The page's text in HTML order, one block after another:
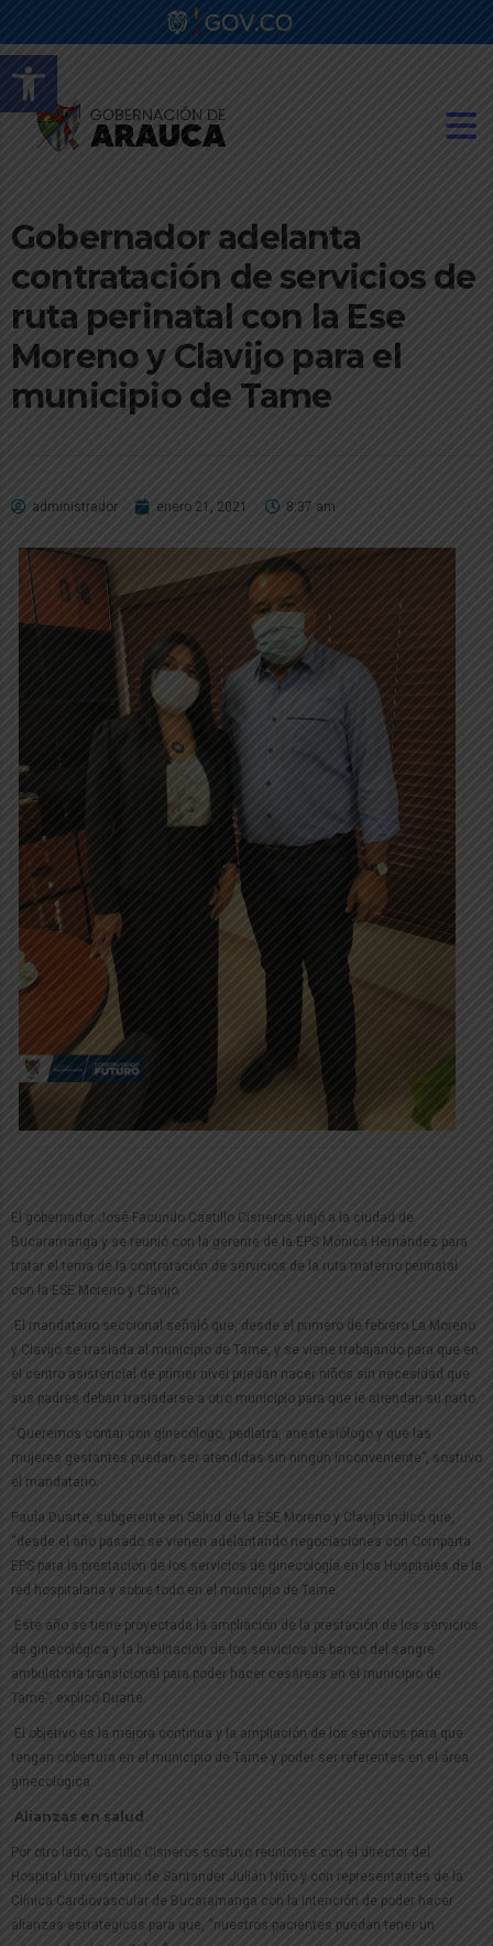
Abrir barra de herramientas
Gobernador adelanta
contratación de servicios de
ruta perinatal con la Ese
Moreno y Clavijo para el
municipio de Tame
administrador enero 21, 2021 8:37 am
El gobernador José Facundo Castillo Cisneros viajó a la ciudad de
Bucaramanga y se reunió con la gerente de la EPS Mónica Hernández para
tratar el tema de la contratación de servicios de la ruta materno perinatal
con la ESE Moreno y Clavijo.
El mandatario seccional señaló que, desde el primero de febrero La Moreno
y Clavijo se traslada al municipio de Tame, y se viene trabajando para que en
el centro asistencial de primer nivel puedan nacer niños sin necesidad que
sus padres deban trasladarse a otro municipio para que le atiendan su parto.
“Queremos contar con ginecólogo, pediatra, anestesiólogo y que las
mujeres gestantes puedan ser atendidas sin ningún inconveniente”, sostuvo
el mandatario.
Paula Duarte, subgerente en Salud de la ESE Moreno y Clavijo indicó que,
“desde el año pasado se vienen adelantando negociaciones con Comparta
EPS para la prestación de los servicios de ginecología en los Hospitales de la
red hospitalaria y sobre todo en el municipio de Tame.
Este año se tiene proyectada la ampliación de la prestación de los servicios
de ginecológica y la habilitación de los servicios de banco del sangre
ambulatoria transicional para poder hacer cesáreas en el municipio de
Tame”, explicó Duarte.
El objetivo es la mejora continua y la ampliación de los servicios para que
tengan cobertura en el municipio de Tame y poder ser referentes en el área
ginecológica.
Alianzas en salud
Por otro lado, Castillo Cisneros sostuvo reuniones con el director del
Hospital Universitario de Santander Julián Niño y con representantes de la
Clínica Cardiovascular de Bucaramanga con la intención de poder hacer
alianzas estratégicas para que, “nuestros pacientes puedan tener un